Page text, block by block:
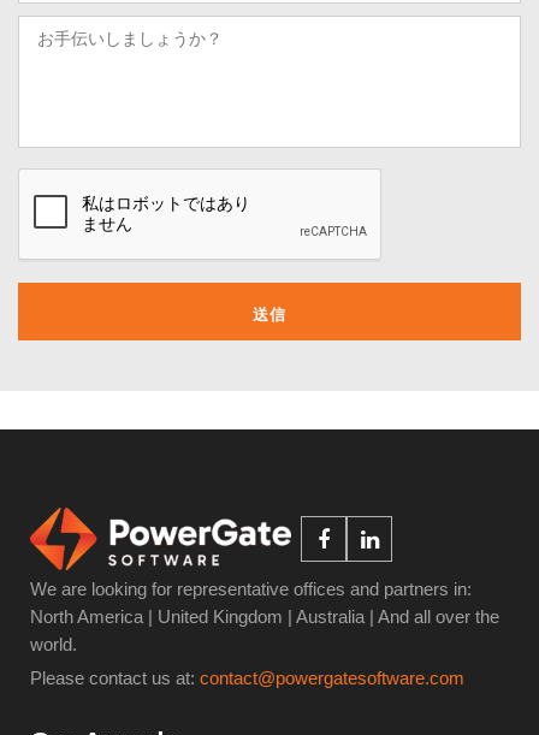
We are looking for representative offices and partners in:
North America | United Kingdom | Australia | And all over the
world.
Please contact us at: contact@powergatesoftware.com